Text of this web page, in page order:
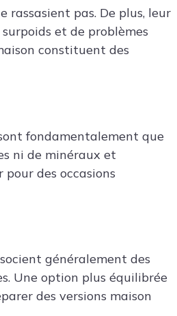
rassasient pas. De plus, leur
et de problèmes
constituent des
fondamentalement que
ni de minéraux et
pour des occasions
généralement des
Une option plus équilibrée
des versions maison